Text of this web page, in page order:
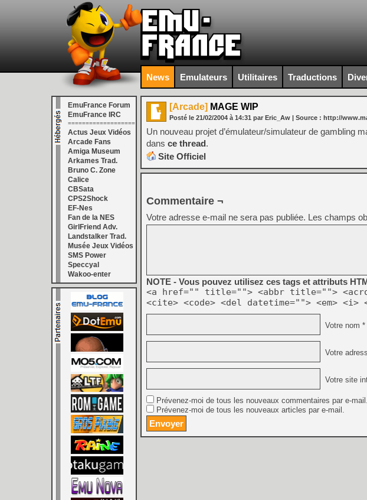
News Emulateurs Utilitaires Traductions
EmuFrance Forum
EmuFrance IRC
===================
Actus Jeux Vidéos
Arcade Fans
Amiga Museum
Arkames Trad.
Bruno C. Zone
Calice
CBSata
CPS2Shock
EF-Nes
Fan de la NES
GirlFriend Adv.
Landstalker Trad.
Musée Jeux Vidéos
SMS Power
Speccyal
Wakoo-enter
[Arcade] MAGE WIP
Posté le 21/02/2004 à 14:31 par Eric_Aw | Source : http://
Un nouveau projet d’émulateur/simulateur de gambling
dans ce thread.
Site Officiel
Commentaire ¬
Votre adresse e-mail ne sera pas publiée. Les champs
NOTE - Vous pouvez utilisez ces tags et attributs
<a href="" title=""> <abbr title="">
<cite> <code> <del datetime=""> <em>
Votre nom *
Votre
Votre site
Prévenez-moi de tous les nouveaux commentaires par e-mail.
Prévenez-moi de tous les nouveaux articles par e-mail.